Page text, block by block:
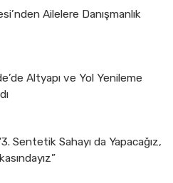
Ailelere Danışmanlık
Altyapı ve Yol Yenileme
Sentetik Sahayı da Yapacağız,